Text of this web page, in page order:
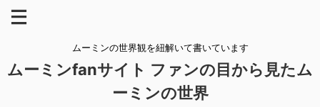
ムーミンの世界観を紐解いて書いています
ムーミンfanサイト ファンの目から見たム
ーミンの世界